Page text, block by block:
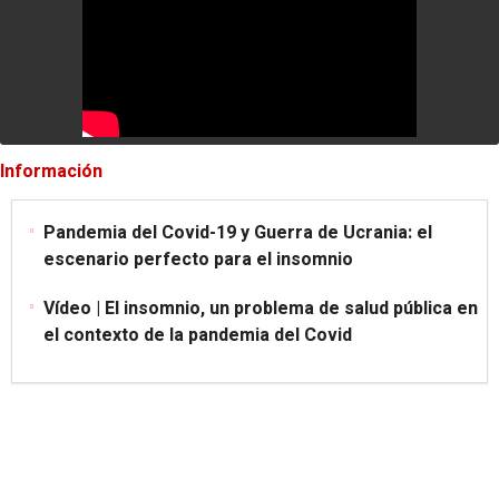
Información
Pandemia del Covid-19 y Guerra de Ucrania: el
escenario perfecto para el insomnio
Vídeo | El insomnio, un problema de salud pública en
el contexto de la pandemia del Covid